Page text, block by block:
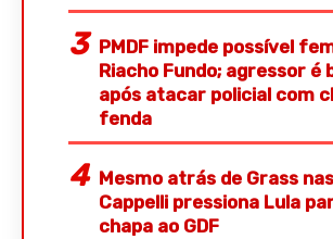
PMDF impede possível
Riacho Fundo; agressor é
após atacar policial com
fenda
Mesmo atrás de Grass
Cappelli pressiona Lula
chapa ao GDF